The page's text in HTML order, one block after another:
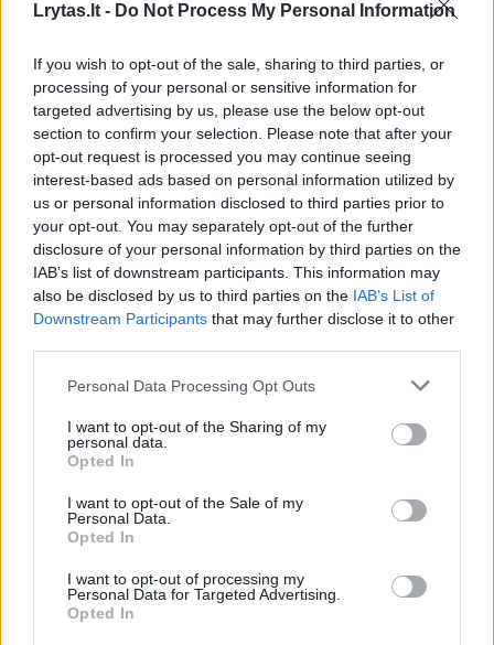
Lrytas.lt - Do Not Process My Personal Information
If you wish to opt-out of the sale, sharing to third parties, or
processing of your personal or sensitive information for
targeted advertising by us, please use the below opt-out
section to confirm your selection. Please note that after your
opt-out request is processed you may continue seeing
interest-based ads based on personal information utilized by
us or personal information disclosed to third parties prior to
your opt-out. You may separately opt-out of the further
disclosure of your personal information by third parties on the
IAB’s list of downstream participants. This information may
also be disclosed by us to third parties on the IAB’s List of
Downstream Participants that may further disclose it to other
Personal Data Processing Opt Outs
I want to opt-out of the Sharing of my
personal data.
Opted In
I want to opt-out of the Sale of my
Personal Data.
Opted In
I want to opt-out of processing my
Personal Data for Targeted Advertising.
Opted In
Kristina Meseguer nustebino: parodė naują
mylimąjį?(7)
Žmonės prieš 22 val. 2 min.
Inga Ruginienė apie vaikų paėmimą iš Žlabių
šeimos: „Sprendimas yra priimtas“
(6)
Gyvenimo būdas